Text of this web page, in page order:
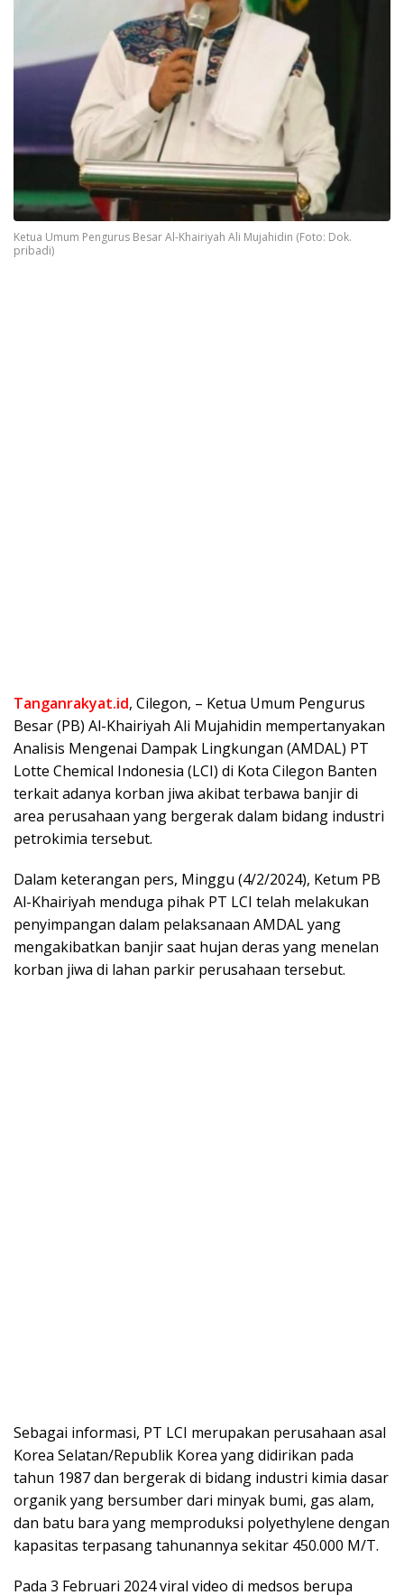
Ketua Umum Pengurus Besar Al-Khairiyah Ali Mujahidin (Foto: Dok.
pribadi)
Tanganrakyat.id, Cilegon, – Ketua Umum Pengurus
Besar (PB) Al-Khairiyah Ali Mujahidin mempertanyakan
Analisis Mengenai Dampak Lingkungan (AMDAL) PT
Lotte Chemical Indonesia (LCI) di Kota Cilegon Banten
terkait adanya korban jiwa akibat terbawa banjir di
area perusahaan yang bergerak dalam bidang industri
petrokimia tersebut.
Dalam keterangan pers, Minggu (4/2/2024), Ketum PB
Al-Khairiyah menduga pihak PT LCI telah melakukan
penyimpangan dalam pelaksanaan AMDAL yang
mengakibatkan banjir saat hujan deras yang menelan
korban jiwa di lahan parkir perusahaan tersebut.
Sebagai informasi, PT LCI merupakan perusahaan asal
Korea Selatan/Republik Korea yang didirikan pada
tahun 1987 dan bergerak di bidang industri kimia dasar
organik yang bersumber dari minyak bumi, gas alam,
dan batu bara yang memproduksi polyethylene dengan
kapasitas terpasang tahunannya sekitar 450.000 M/T.
Pada 3 Februari 2024 viral video di medsos berupa